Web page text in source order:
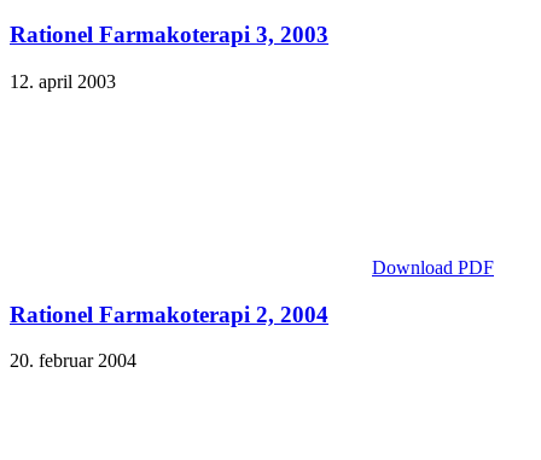
Rationel Farmakoterapi 3, 2003
12. april 2003
Download PDF
Rationel Farmakoterapi 2, 2004
20. februar 2004